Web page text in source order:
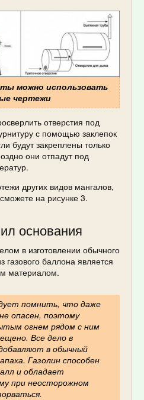
можно использовать
чертежи
отверстия под
с помощью заклепок
будут закреплены только
они отпадут под
других видов мангалов,
на рисунке 3.
основания
в изготовлении обычного
газового баллона является
материалом.
помнить, что даже
опасен, поэтому
огнем рядом с ним
Все дело в
в обычный
Газолин способен
и обладает
при неосторожном